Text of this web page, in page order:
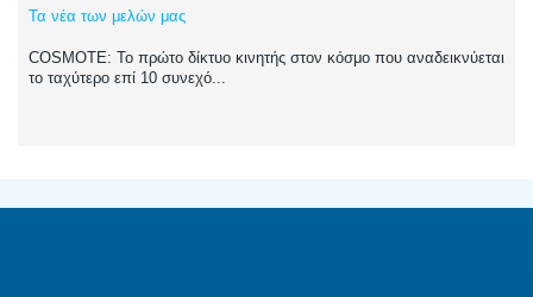
Τα νέα των μελών μας
COSMOTE: Το πρώτο δίκτυο κινητής στον κόσμο που αναδεικνύεται
το ταχύτερο επί 10 συνεχό...